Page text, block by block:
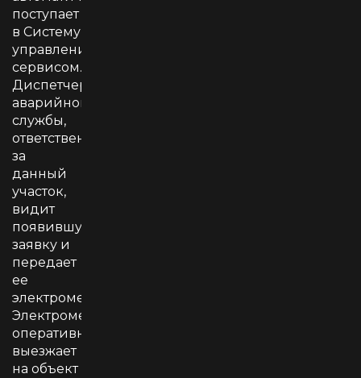
поступает
в Систему
управления
сервисом.
Диспетчер
аварийной
службы,
ответственный
за
данный
участок,
видит
появившуюся
заявку и
передает
ее
электромеханику.
Электромеханик
оперативно
выезжает
на объект